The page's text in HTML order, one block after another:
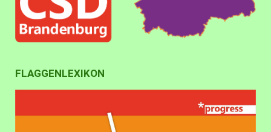
FLAGGENLEXIKON